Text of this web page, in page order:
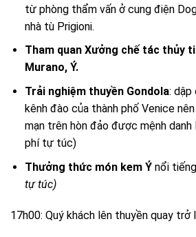
từ phòng thẩm vấn ở cung điện
nhà tù Prigioni.
Tham quan Xưởng chế tác thủy
Murano, Ý.
Trải nghiệm thuyền Gondola: dập
kênh đào của thành phố Venice
mạn trên hòn đảo được mệnh danh
phí tự túc)
Thưởng thức món kem Ýnổi
tự túc)
17h00: Quý khách lên thuyền quay trở